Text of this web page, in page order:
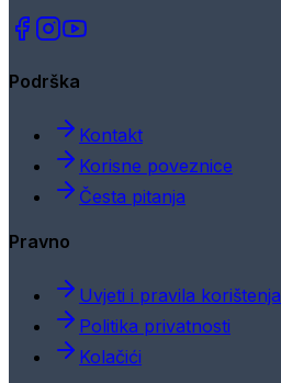
Podrška
Kontakt
Korisne poveznice
Česta pitanja
Pravno
Uvjeti i pravila korištenja
Politika privatnosti
Kolačići